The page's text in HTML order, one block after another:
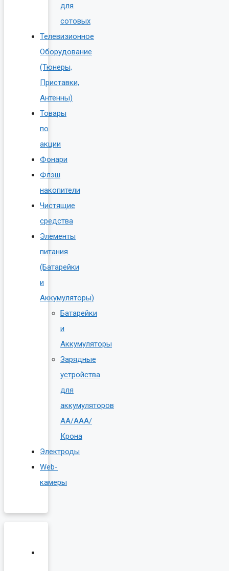
для
сотовых
Телевизионное
Оборудование
(Тюнеры,
Приставки,
Антенны)
Товары
по
акции
Фонари
Флэш
накопители
Чистящие
средства
Элементы
питания
(Батарейки
и
Аккумуляторы)
Батарейки
и
Аккумуляторы
Зарядные
устройства
для
аккумуляторов
AA/AAA/
Крона
Электроды
Web-
камеры